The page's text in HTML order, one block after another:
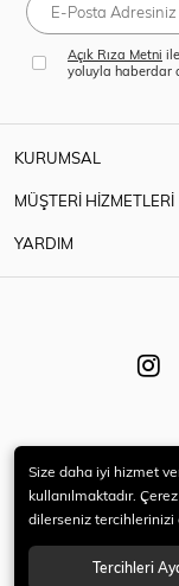
Açık Rıza Metni
yoluyla haberdar
KURUMSAL
MÜŞTERİ HİZMETLERİ
YARDIM
©
Size daha iyi hizmet
kullanılmaktadır.
dilerseniz tercihlerinizi
Tercihleri